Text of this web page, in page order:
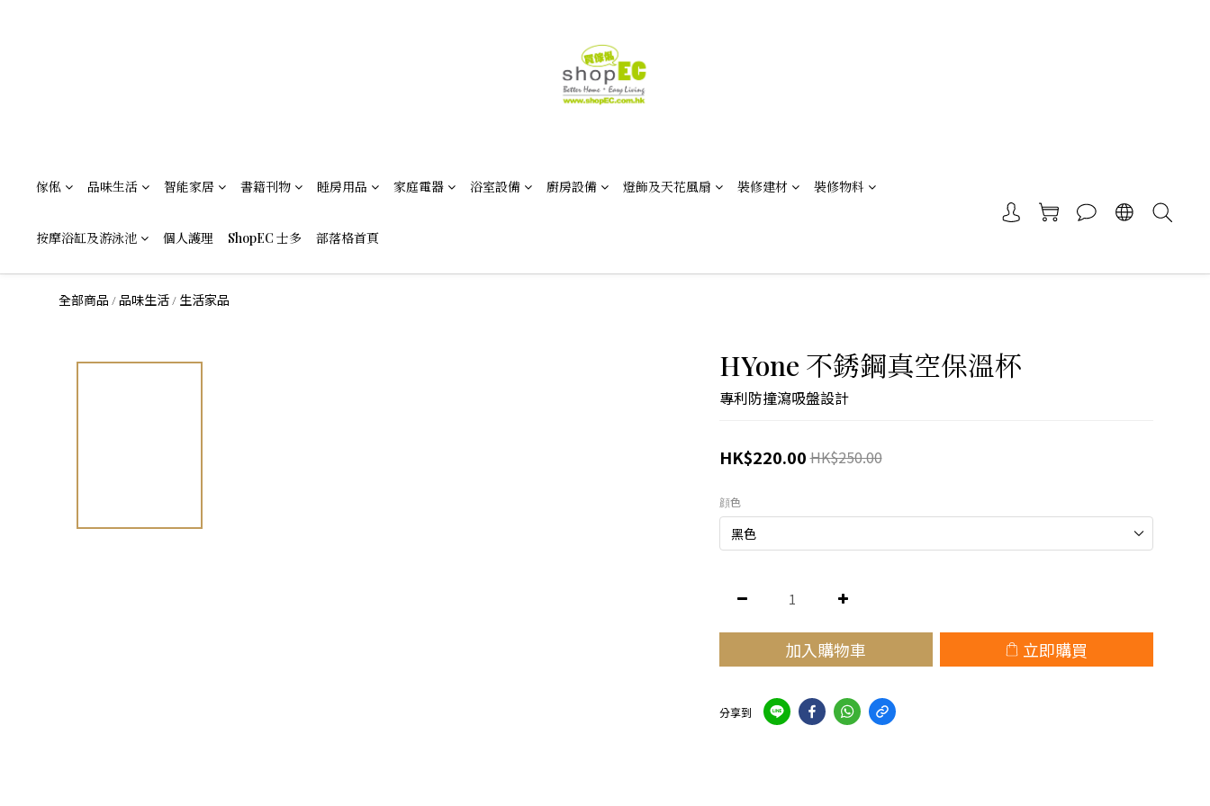
傢俬 品味生活 智能家居 書籍刊物 睡房用品 家庭電器 浴室設備 廚房設備 燈飾及天花風扇 裝修建材 裝修物料
按摩浴缸及游泳池 個人護理 ShopEC 士多 部落格首頁
全部商品 /品味生活 / 生活家品
HYone 不銹鋼真空保溫杯
專利防撞瀉吸盤設計
HK$220.00HK$250.00
顔色
加入購物車 立即購買
分享到